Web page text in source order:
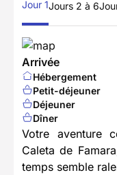
Jour 1Jours 2 à 6
Arrivée
Hébergement
Petit-déjeuner
Déjeuner
Dîner
Votre aventure
Caleta de
temps semble